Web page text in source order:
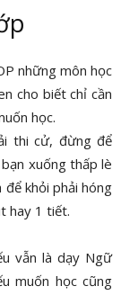
những môn học
cho biết chỉ cần
học.
thi cử, đừng để
xuống thấp lè
khỏi phải hóng
hay 1 tiết.
vẫn là dạy Ngữ
muốn học cũng